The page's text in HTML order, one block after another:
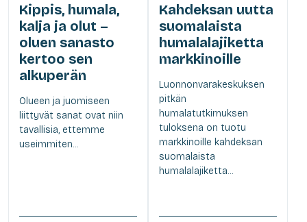
Kippis, humala,
kalja ja olut –
oluen sanasto
kertoo sen
alkuperän
Olueen ja juomiseen
liittyvät sanat ovat niin
tavallisia, ettemme
useimmiten...
Kahdeksan uutta
suomalaista
humalalajiketta
markkinoille
Luonnonvarakeskuksen
pitkän
humalatutkimuksen
tuloksena on tuotu
markkinoille kahdeksan
suomalaista
humalalajiketta...